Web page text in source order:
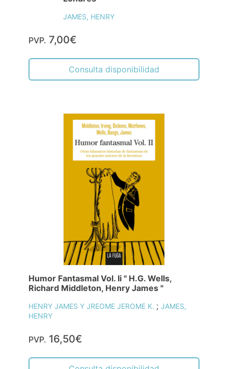
JAMES, HENRY
PVP. 7,00€
Consulta disponibilidad
Humor Fantasmal Vol. Ii " H.G. Wells,
Richard Middleton, Henry James "
HENRY JAMES Y JREOME JEROME K. ; JAMES,
HENRY
PVP. 16,50€